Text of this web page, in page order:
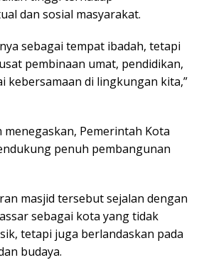
dan sosial masyarakat.
sebagai tempat ibadah, tetapi
pembinaan umat, pendidikan,
kebersamaan di lingkungan kita,”
Pemerintah Kota
penuh pembangunan
masjid tersebut sejalan dengan
sebagai kota yang tidak
tetapi juga berlandaskan pada
budaya.